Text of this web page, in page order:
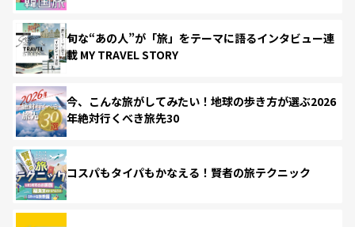
旬な“あの人”が「旅」をテーマに語るインタビュー連
載 MY TRAVEL STORY
今、こんな旅がしてみたい！地球の歩き方が選ぶ2026
年絶対行くべき旅先30
コスパもタイパもかなえる！賢者の旅テクニック